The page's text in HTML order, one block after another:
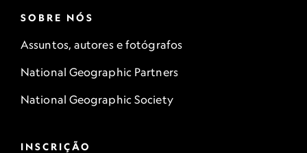
SOBRE NÓS
Assuntos, autores e fotógrafos
National Geographic Partners
National Geographic Society
INSCRIÇÃO